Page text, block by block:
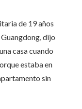
de 19 años
dijo
casa cuando
estaba en
sin